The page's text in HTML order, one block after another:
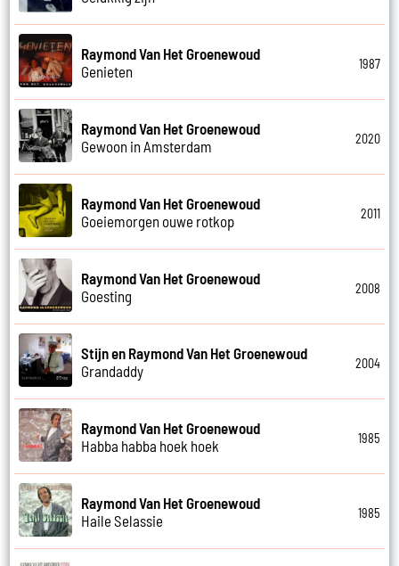
Raymond Van Het Groenewoud
Genieten
1987
Raymond Van Het Groenewoud
Gewoon in Amsterdam
2020
Raymond Van Het Groenewoud
Goeiemorgen ouwe rotkop
2011
Raymond Van Het Groenewoud
Goesting
2008
Stijn en Raymond Van Het Groenewoud
Grandaddy
2004
Raymond Van Het Groenewoud
Habba habba hoek hoek
1985
Raymond Van Het Groenewoud
Haile Selassie
1985